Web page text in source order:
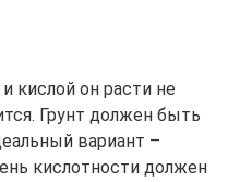
кислой он расти не
Грунт должен быть
вариант –
кислотности должен